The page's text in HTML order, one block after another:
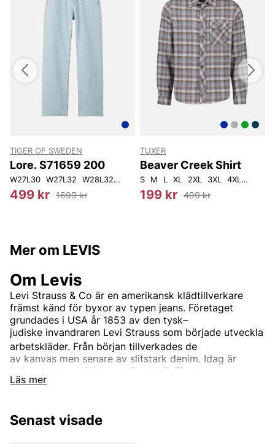
TIGER OF SWEDEN
Lore. S71659 200
W27L30 W27L32 W28L32 W29L32 W26L34
499 kr 1699 kr
TUXER
Beaver Creek Shirt
S M L XL 2XL 3XL 4XL 5XL
199 kr 499 kr
Mer om LEVIS
Läs mer
Om Levis
Levi Strauss & Co är en amerikansk klädtillverkare
främst känd för byxor av typen jeans. Företaget
grundades i USA år 1853 av den tysk–
judiske invandraren Levi Strauss som började utveckla
arbetskläder. Från början tillverkades de
av kanvas men senare av slitstark denim. Idag är
bolaget ett av världens största klädföretag.
Ursprungligen var Levi's endast ett produktnamn på
de nitförstärkta blåjeansen, men idag ingår
Senast visade